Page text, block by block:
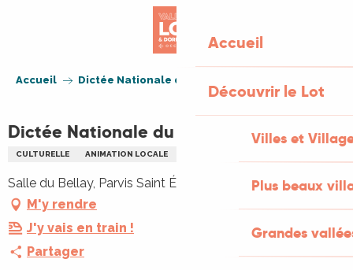
Accueil
Découvrir le Lot
Villes et
Plus beaux
Grandes
Accueil Dictée Nationale du Rotary
Dictée Nationale du Rotary
CULTURELLE ANIMATION LOCALE
Salle du Bellay, Parvis Saint Éloi, 46200 Souillac
M'y rendre
J'y vais en train !
Partager